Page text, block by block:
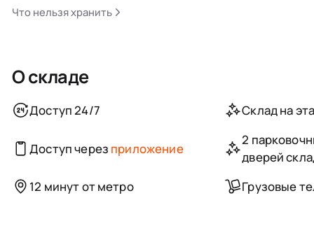
Что нельзя хранить
О складе
Доступ 24/7 Склад на
Доступ через приложение
2
дверей
12 минут от метро
Грузовые